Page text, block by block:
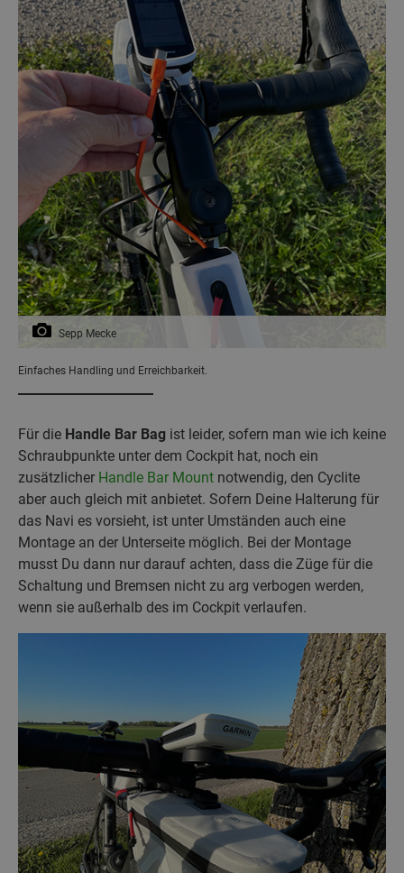
Sepp Mecke
Einfaches Handling und Erreichbarkeit.
Für die Handle Bar Bag ist leider, sofern man wie ich keine
Schraubpunkte unter dem Cockpit hat, noch ein
zusätzlicher Handle Bar Mount notwendig, den Cyclite
aber auch gleich mit anbietet. Sofern Deine Halterung für
das Navi es vorsieht, ist unter Umständen auch eine
Montage an der Unterseite möglich. Bei der Montage
musst Du dann nur darauf achten, dass die Züge für die
Schaltung und Bremsen nicht zu arg verbogen werden,
wenn sie außerhalb des im Cockpit verlaufen.